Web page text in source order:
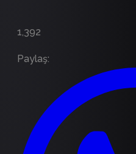
1,392
Paylaş: